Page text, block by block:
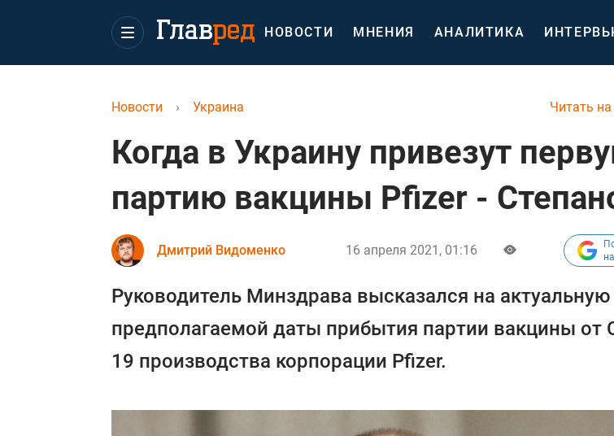
НОВОСТИ МНЕНИЯ АНАЛИТИКА
Читать
Новости › Украина
Когда в Украину привезут
партию вакцины Pfizer -
Дмитрий Видоменко 16 апреля 2021, 01:16
Руководитель Минздрава высказался на актуальную
предполагаемой даты прибытия партии вакцины от
19 производства корпорации Pfizer.